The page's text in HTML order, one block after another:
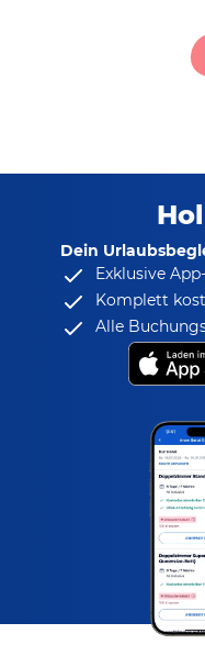
Dein
Exklusive
Komplett
Alle